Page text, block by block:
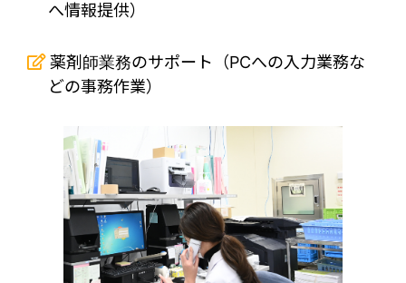
へ情報提供）
薬剤師業務のサポート（PCへの入力業務な
どの事務作業）